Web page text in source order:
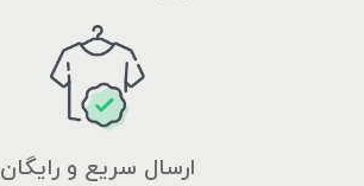
ارسال سریع و رایگان